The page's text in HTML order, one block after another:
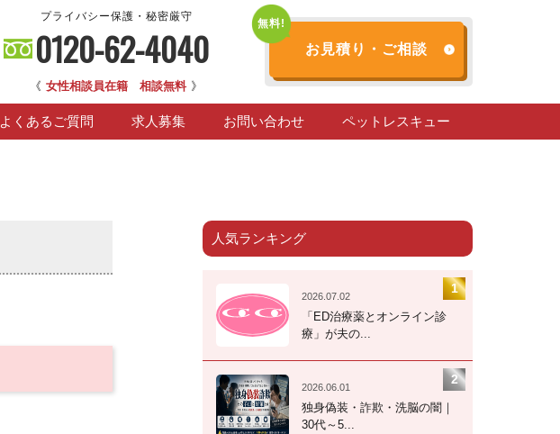
プライバシー保護・秘密厳守
0120-62-4040
《 女性相談員在籍 相談無料 》
お見積り・ご相談
よくあるご質問 求人募集 お問い合わせ ペットレスキュー
人気ランキング
2026.07.02
「ED治療薬とオンライン診
療」が夫の...
2026.06.01
独身偽装・詐欺・洗脳の闇｜
30代～5...